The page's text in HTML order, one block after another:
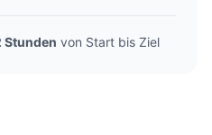
Stunden von Start bis Ziel